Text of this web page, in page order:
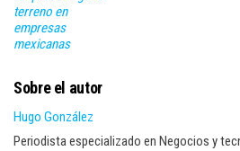
terreno en
empresas
mexicanas
Sobre el autor
Hugo González
Periodista especializado en Negocios y